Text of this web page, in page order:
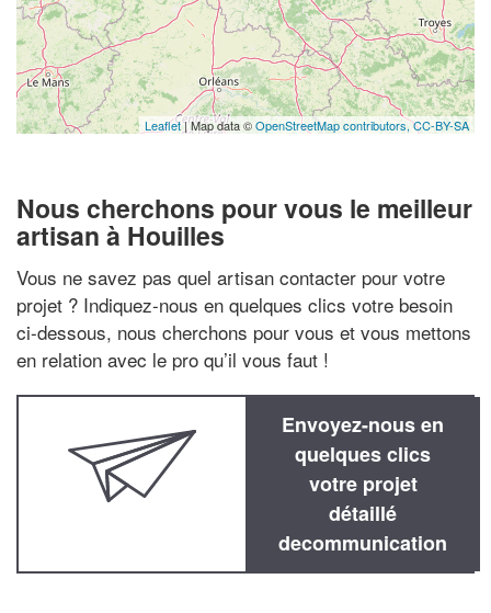
Leaflet| Map data ©OpenStreetMap contributors,CC-BY-SA
Nous cherchons pour vous le meilleur
artisan à Houilles
Vous ne savez pas quel artisan contacter pour votre
projet ? Indiquez-nous en quelques clics votre besoin
ci-dessous, nous cherchons pour vous et vous mettons
en relation avec le pro qu’il vous faut !
Envoyez-nous en
quelques clics
votre projet
détaillé
decommunication